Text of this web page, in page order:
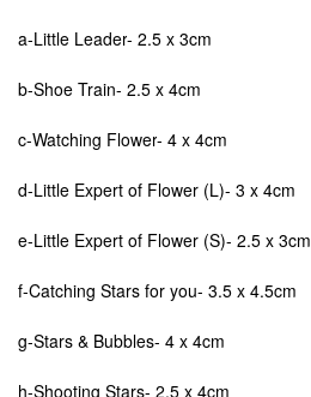
a-Little Leader- 2.5 x 3cm
b-Shoe Train- 2.5 x 4cm
c-Watching Flower- 4 x 4cm
d-Little Expert of Flower (L)- 3 x 4cm
e-Little Expert of Flower (S)- 2.5 x 3cm
f-Catching Stars for you- 3.5 x 4.5cm
g-Stars & Bubbles- 4 x 4cm
h-Shooting Stars- 2.5 x 4cm